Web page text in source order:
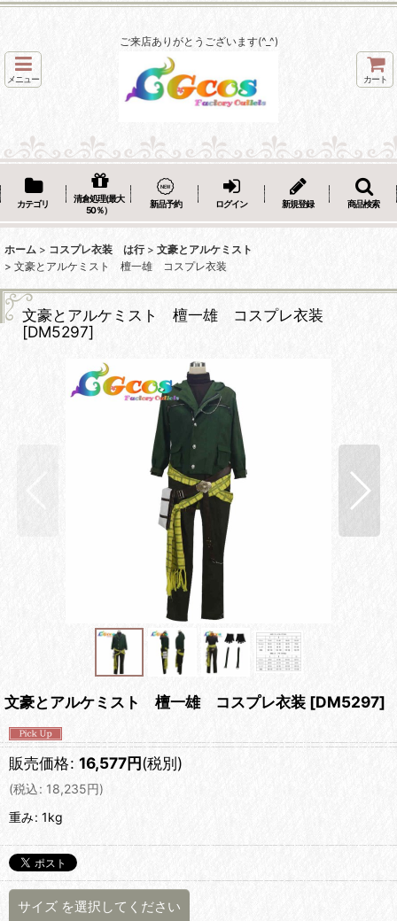
ご来店ありがとうございます(^_^)
メニュー カート
カテゴリ
清倉処理(最大
50％）
新品予約 ログイン 新規登録 商品検索
ホーム > コスプレ衣装 は行 > 文豪とアルケミスト
> 文豪とアルケミスト 檀一雄 コスプレ衣装
文豪とアルケミスト 檀一雄 コスプレ衣装
[DM5297]
文豪とアルケミスト 檀一雄 コスプレ衣装 [DM5297]
販売価格: 16,577円(税別)
(税込: 18,235円)
重み: 1kg
サイズ を選択してください